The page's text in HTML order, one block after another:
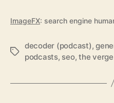
ImageFX: search engine
Schlagwörter
decoder (podcast),
podcasts, seo,the verge